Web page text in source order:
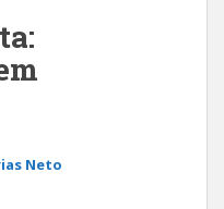
Neto